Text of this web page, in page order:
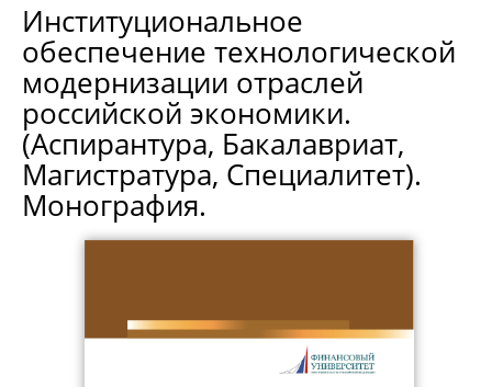
Институциональное
обеспечение технологической
модернизации отраслей
российской экономики.
(Аспирантура, Бакалавриат,
Магистратура, Специалитет).
Монография.